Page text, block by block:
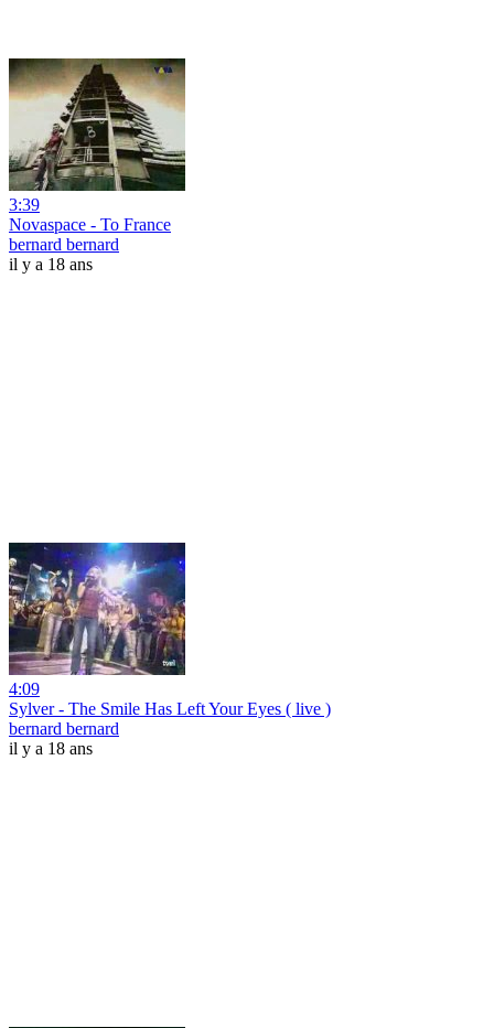
3:39
Novaspace - To France
bernard bernard
il y a 18 ans
4:09
Sylver - The Smile Has Left Your Eyes ( live )
bernard bernard
il y a 18 ans